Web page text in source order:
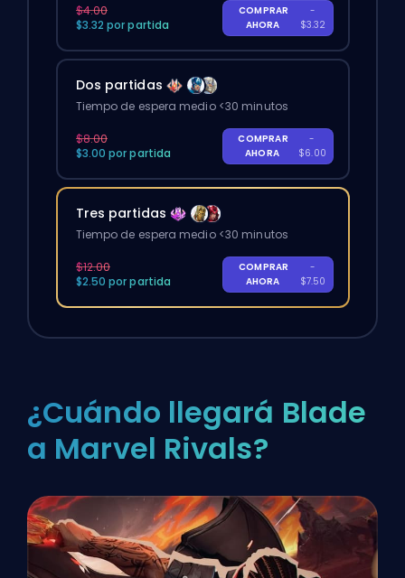
$4.00
$3.32 por partida
COMPRAR
AHORA
-
$3.32
Dos partidas
Tiempo de espera medio <30 minutos
$8.00
$3.00 por partida
COMPRAR
AHORA
-
$6.00
Tres partidas
Tiempo de espera medio <30 minutos
$12.00
$2.50 por partida
COMPRAR
AHORA
-
$7.50
¿Cuándo llegará Blade
a Marvel Rivals?